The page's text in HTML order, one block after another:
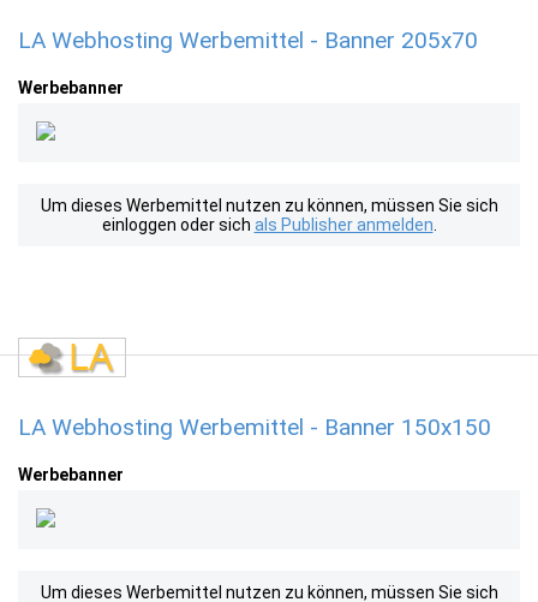
LA Webhosting Werbemittel - Banner 205x70
Werbebanner
Um dieses Werbemittel nutzen zu können, müssen Sie sich
einloggen oder sich als Publisher anmelden
LA Webhosting Werbemittel - Banner 150x150
Werbebanner
Um dieses Werbemittel nutzen zu können, müssen Sie sich